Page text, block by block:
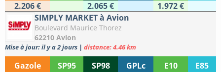
2.206 €
2.065 €
1.972 €
SIMPLY MARKET à Avion
Boulevard Maurice Thorez
62210 Avion
Mise à jour: il y a 2 jours | distance: 4.46 km
Gazole SP95 SP98 GPLc E10
E85